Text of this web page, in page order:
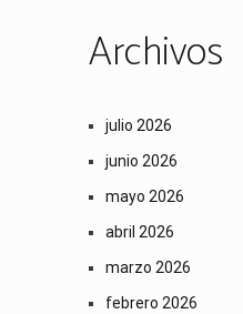
Archivos
julio 2026
junio 2026
mayo 2026
abril 2026
marzo 2026
febrero 2026